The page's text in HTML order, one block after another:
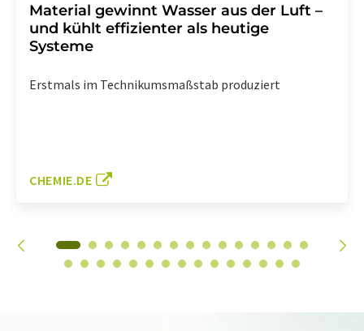
Material gewinnt Wasser aus der Luft –
und kühlt effizienter als heutige
Systeme
Erstmals im Technikumsmaßstab produziert
CHEMIE.DE